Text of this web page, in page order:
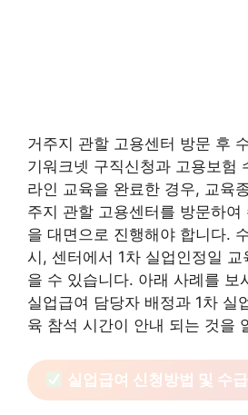
거주지 관할 고용센터 방문 후
기워크넷 구직신청과 고용보험
라인 교육을 완료한 경우, 교육
주지 관할 고용센터를 방문하여
을 대면으로 진행해야 합니다.
시, 센터에서 1차 실업인정일
을 수 있습니다. 아래 사례를 보
실업급여 담당자 배정과 1차 실
육 참석 시간이 안내 되는 것을
실업급여 신청방법 및 수급